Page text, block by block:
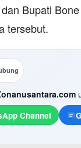
Bupati
tersebut.
Channel